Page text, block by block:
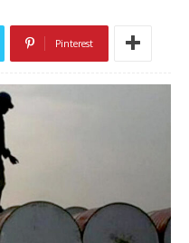
Pinterest